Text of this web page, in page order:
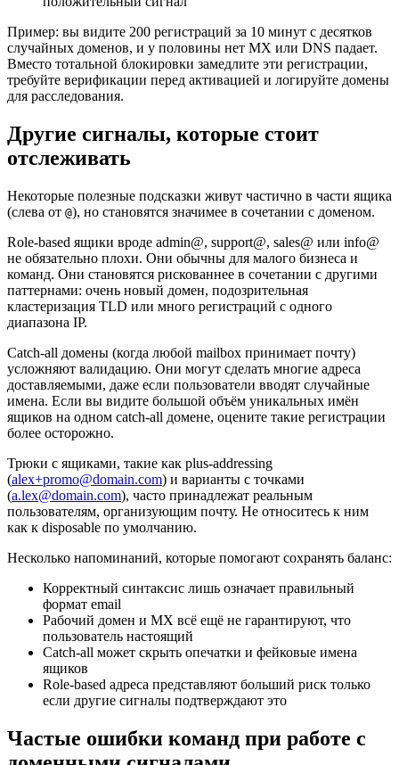
Пример: вы видите 200 регистраций за 10 минут с десятков
случайных доменов, и у половины нет MX или DNS падает.
Вместо тотальной блокировки замедлите эти регистрации,
требуйте верификации перед активацией и логируйте домены
для расследования.
Другие сигналы, которые стоит
отслеживать
Некоторые полезные подсказки живут частично в части ящика
(слева от @), но становятся значимее в сочетании с доменом.
Role-based ящики вроде admin@, support@, sales@ или info@
не обязательно плохи. Они обычны для малого бизнеса и
команд. Они становятся рискованнее в сочетании с другими
паттернами: очень новый домен, подозрительная
кластеризация TLD или много регистраций с одного
диапазона IP.
Catch-all домены (когда любой mailbox принимает почту)
усложняют валидацию. Они могут сделать многие адреса
доставляемыми, даже если пользователи вводят случайные
имена. Если вы видите большой объём уникальных имён
ящиков на одном catch-all домене, оцените такие регистрации
более осторожно.
Трюки с ящиками, такие как plus-addressing
(alex+promo@domain.com) и варианты с точками
(a.lex@domain.com), часто принадлежат реальным
пользователям, организующим почту. Не относитесь к ним
как к disposable по умолчанию.
Несколько напоминаний, которые помогают сохранять баланс:
Корректный синтаксис лишь означает правильный
формат email
Рабочий домен и MX всё ещё не гарантируют, что
пользователь настоящий
Catch-all может скрыть опечатки и фейковые имена
ящиков
Role-based адреса представляют больший риск только
если другие сигналы подтверждают это
Частые ошибки команд при работе с